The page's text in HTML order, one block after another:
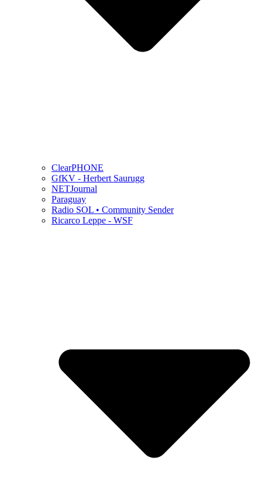
ClearPHONE
GfKV - Herbert Saurugg
NETJournal
Paraguay
Radio SOL • Community Sender
Ricarco Leppe - WSF